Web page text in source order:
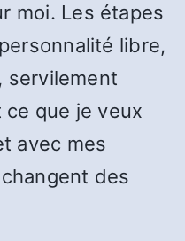
moi. Les étapes
libre,
servilement
que je veux
avec mes
des